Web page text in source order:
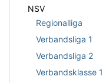
NSV
Regionalliga
Verbandsliga 1
Verbandsliga 2
Verbandsklasse 1